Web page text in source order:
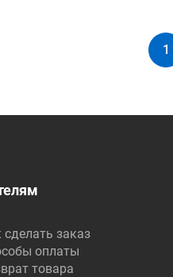
1
сделать заказ
оплаты
товара